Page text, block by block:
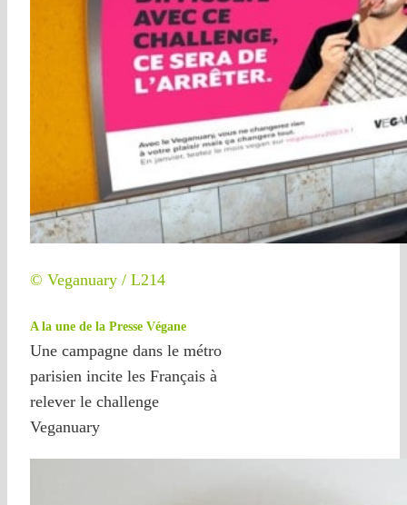
© Veganuary / L214
A la une de la Presse Végane
Une campagne dans le métro
parisien incite les Français à
relever le challenge
Veganuary